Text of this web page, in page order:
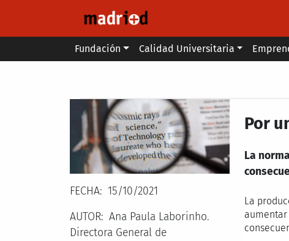
Main menu
Fundación Calidad Universitaria
FECHA
15/10/2021
AUTOR
Ana Paula Laborinho.
Directora General de
Por
La
La